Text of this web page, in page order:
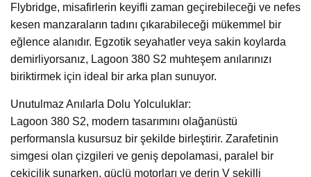
Flybridge, misafirlerin keyifli zaman geçirebileceği ve nefes
kesen manzaraların tadını çıkarabileceği mükemmel bir
eğlence alanıdır. Egzotik seyahatler veya sakin koylarda
demirliyorsanız, Lagoon 380 S2 muhteşem anılarınızı
biriktirmek için ideal bir arka plan sunuyor.
Unutulmaz Anılarla Dolu Yolculuklar:
Lagoon 380 S2, modern tasarımını olağanüstü
performansla kusursuz bir şekilde birleştirir. Zarafetinin
simgesi olan çizgileri ve geniş depolamasi, paralel bir
çekicilik sunarken, güçlü motorları ve derin V şekilli